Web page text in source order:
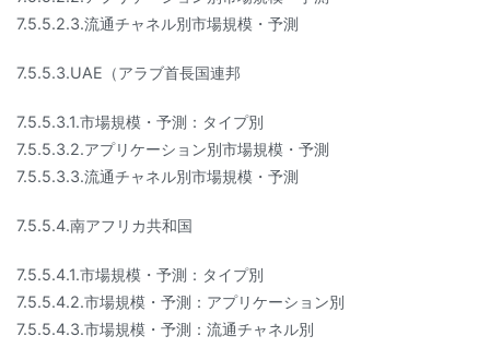
7.5.5.2.3.流通チャネル別市場規模・予測
7.5.5.3.UAE（アラブ首長国連邦
7.5.5.3.1.市場規模・予測：タイプ別
7.5.5.3.2.アプリケーション別市場規模・予測
7.5.5.3.3.流通チャネル別市場規模・予測
7.5.5.4.南アフリカ共和国
7.5.5.4.1.市場規模・予測：タイプ別
7.5.5.4.2.市場規模・予測：アプリケーション別
7.5.5.4.3.市場規模・予測：流通チャネル別